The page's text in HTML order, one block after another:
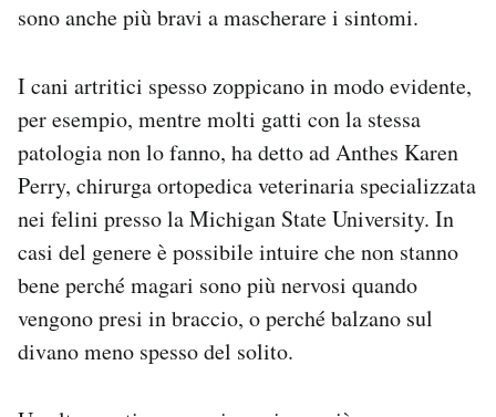
sono anche più bravi a mascherare i sintomi.
I cani artritici spesso zoppicano in modo evidente,
per esempio, mentre molti gatti con la stessa
patologia non lo fanno, ha detto ad Anthes Karen
Perry, chirurga ortopedica veterinaria specializzata
nei felini presso la Michigan State University. In
casi del genere è possibile intuire che non stanno
bene perché magari sono più nervosi quando
vengono presi in braccio, o perché balzano sul
divano meno spesso del solito.